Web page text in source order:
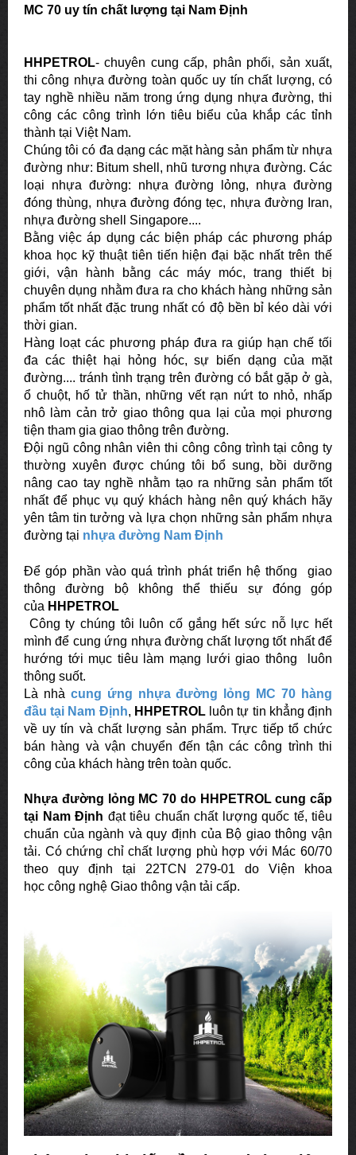
MC 70 uy tín chất lượng tại Nam Định
HHPETROL- chuyên cung cấp, phân phối, sản xuất,
thi công nhựa đường toàn quốc uy tín chất lượng, có
tay nghề nhiều năm trong ứng dụng nhựa đường, thi
công các công trình lớn tiêu biểu của khắp các tỉnh
thành tại Việt Nam.
Chúng tôi có đa dạng các mặt hàng sản phẩm từ nhựa
đường như: Bitum shell, nhũ tương nhựa đường. Các
loại nhựa đường: nhựa đường lỏng, nhựa đường
đóng thùng, nhựa đường đóng tẹc, nhựa đường Iran,
nhựa đường shell Singapore....
Bằng việc áp dụng các biện pháp các phương pháp
khoa học kỹ thuật tiên tiến hiện đại bặc nhất trên thế
giới, vận hành bằng các máy móc, trang thiết bị
chuyên dụng nhằm đưa ra cho khách hàng những sản
phẩm tốt nhất đặc trung nhất có độ bền bỉ kéo dài với
thời gian.
Hàng loạt các phương pháp đưa ra giúp hạn chế tối
đa các thiệt hại hỏng hóc, sự biến dạng của mặt
đường.... tránh tình trạng trên đường có bắt gặp ở gà,
ổ chuột, hố tử thần, những vết rạn nứt to nhỏ, nhấp
nhô làm cản trở giao thông qua lại của mọi phương
tiện tham gia giao thông trên đường.
Đội ngũ công nhân viên thi công công trình tại công ty
thường xuyên được chúng tôi bổ sung, bồi dưỡng
nâng cao tay nghề nhằm tạo ra những sản phẩm tốt
nhất để phục vụ quý khách hàng nên quý khách hãy
yên tâm tin tưởng và lựa chọn những sản phẩm nhựa
đường tại nhựa đường Nam Định
Để góp phần vào quá trình phát triển hệ thống giao
thông đường bộ không thể thiếu sự đóng góp
của HHPETROL
Công ty chúng tôi luôn cố gắng hết sức nỗ lực hết
mình để cung ứng nhựa đường chất lượng tốt nhất để
hướng tới mục tiêu làm mạng lưới giao thông luôn
thông suốt.
Là nhà cung ứng nhựa đường lỏng MC 70 hàng
đầu tại Nam Định, HHPETROLluôn tự tin khẳng định
về uy tín và chất lượng sản phẩm. Trực tiếp tổ chức
bán hàng và vận chuyển đến tận các công trình thi
công của khách hàng trên toàn quốc.
Nhựa đường lỏng MC 70 do HHPETROL cung cấp
tại Nam Định đạt tiêu chuẩn chất lượng quốc tế, tiêu
chuẩn của ngành và quy định của Bộ giao thông vận
tải. Có chứng chỉ chất lượng phù hợp với Mác 60/70
theo quy định tại 22TCN 279-01 do Viện khoa
học công nghệ Giao thông vận tải cấp.